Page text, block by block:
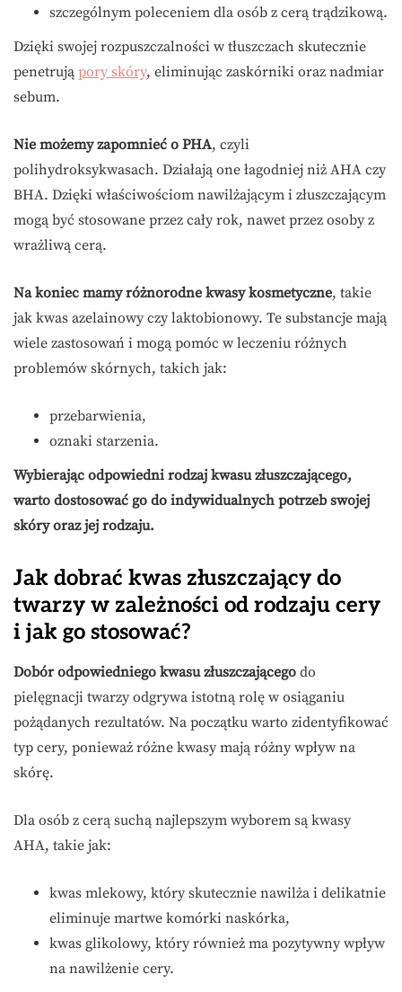
szczególnym poleceniem dla osób z cerą trądzikową.
Dzięki swojej rozpuszczalności w tłuszczach skutecznie
penetrują pory skóry, eliminując zaskórniki oraz nadmiar
sebum.
Nie możemy zapomnieć o PHA, czyli
polihydroksykwasach. Działają one łagodniej niż AHA czy
BHA. Dzięki właściwościom nawilżającym i złuszczającym
mogą być stosowane przez cały rok, nawet przez osoby z
wrażliwą cerą.
Na koniec mamy różnorodne kwasy kosmetyczne, takie
jak kwas azelainowy czy laktobionowy. Te substancje mają
wiele zastosowań i mogą pomóc w leczeniu różnych
problemów skórnych, takich jak:
przebarwienia,
oznaki starzenia.
Wybierając odpowiedni rodzaj kwasu złuszczającego,
warto dostosować go do indywidualnych potrzeb swojej
skóry oraz jej rodzaju.
Jak dobrać kwas złuszczający do
twarzy w zależności od rodzaju cery
i jak go stosować?
Dobór odpowiedniego kwasu złuszczającego do
pielęgnacji twarzy odgrywa istotną rolę w osiąganiu
pożądanych rezultatów. Na początku warto zidentyfikować
typ cery, ponieważ różne kwasy mają różny wpływ na
skórę.
Dla osób z cerą suchą najlepszym wyborem są kwasy
AHA, takie jak:
kwas mlekowy, który skutecznie nawilża i delikatnie
eliminuje martwe komórki naskórka,
kwas glikolowy, który również ma pozytywny wpływ
na nawilżenie cery.